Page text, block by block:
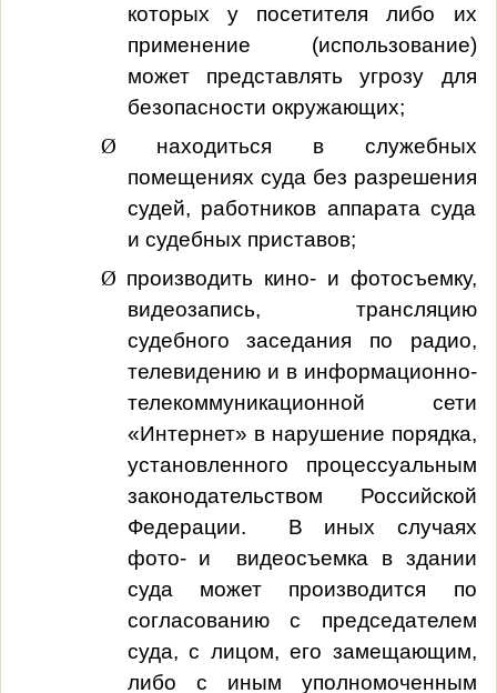
которых у посетителя либо их
применение (использование)
может представлять угрозу для
безопасности окружающих;
Ø
находиться в служебных
помещениях суда без разрешения
судей, работников аппарата суда
и судебных приставов;
Ø производить кино- и фотосъемку,
видеозапись, трансляцию
судебного заседания по радио,
телевидению и в информационно-
телекоммуникационной сети
«Интернет» в нарушение порядка,
установленного процессуальным
законодательством Российской
Федерации. В иных случаях
фото- и видеосъемка в здании
суда может производится по
согласованию с председателем
суда, с лицом, его замещающим,
либо с иным уполномоченным